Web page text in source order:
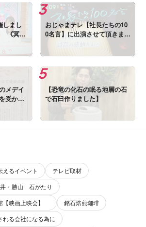
しまし
界
バー》
おじゃまテレ【社長たちの10
0名言】に出演させて頂きまし
メデイ
受かま
【恐竜の化石の眠る地層の石
で石臼作りました】
えるイベント
テレビ取材
・勝山 石がたり
【映画上映会】
銘石焙煎珈琲
れる会社になる為に